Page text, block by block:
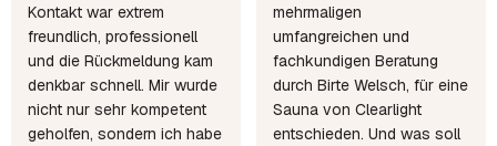
Kontakt war extrem
freundlich, professionell
und die Rückmeldung kam
denkbar schnell. Mir wurde
nicht nur sehr kompetent
geholfen, sondern ich habe
mehrmaligen
umfangreichen und
fachkundigen Beratung
durch Birte Welsch, für eine
Sauna von Clearlight
entschieden. Und was soll